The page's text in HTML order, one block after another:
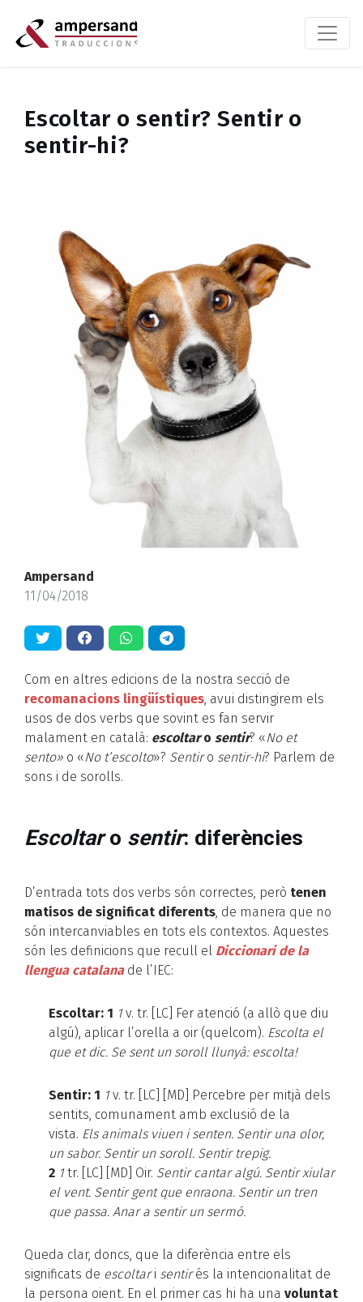
Escoltar o sentir? Sentir o
sentir-hi?
Ampersand
11/04/2018
Com en altres edicions de la nostra secció de
recomanacions lingüístiques, avui distingirem els
usos de dos verbs que sovint es fan servir
malament en català: escoltaro sentir? «No et
sento» o «No t’escolto»? Sentiro sentir-hi? Parlem de
sons i de sorolls.
Escoltaro sentir: diferències
D’entrada tots dos verbs són correctes, però tenen
matisos de significat diferents, de manera que no
són intercanviables en tots els contextos. Aquestes
són les definicions que recull el Diccionari de la
llengua catalanade l’IEC:
Escoltar: 1 1v. tr. [LC] Fer atenció (a allò que diu
algú), aplicar l’orella a oir (quelcom). Escolta el
que et dic. Se sent un soroll llunyà: escolta!
Sentir: 1 1v. tr. [LC] [MD]
Percebre per mitjà dels
sentits, comunament amb exclusió de la
vista. Els animals viuen i senten. Sentir una olor,
un sabor. Sentir un soroll. Sentir trepig.
2 1tr. [LC] [MD] Oir. Sentir cantar algú. Sentir xiular
el vent. Sentir gent que enraona. Sentir un tren
que passa. Anar a sentir un sermó.
Queda clar, doncs, que la diferència entre els
significats de escoltari sentirés la intencionalitat de
la persona oient. En el primer cas hi ha una voluntat